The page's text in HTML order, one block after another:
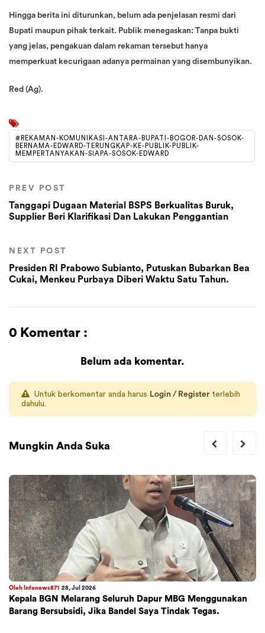
Hingga berita ini diturunkan, belum ada penjelasan resmi dari
Bupati maupun pihak terkait. Publik menegaskan: Tanpa bukti
yang jelas, pengakuan dalam rekaman tersebut hanya
memperkuat kecurigaan adanya permainan yang disembunyikan.
Red (Ag).
#REKAMAN-KOMUNIKASI-ANTARA-BUPATI-BOGOR-DAN-SOSOK-
BERNAMA-EDWARD-TERUNGKAP-KE-PUBLIK-PUBLIK-
MEMPERTANYAKAN-SIAPA-SOSOK-EDWARD
PREV POST
Tanggapi Dugaan Material BSPS Berkualitas Buruk,
Supplier Beri Klarifikasi Dan Lakukan Penggantian
NEXT POST
Presiden RI Prabowo Subianto, Putuskan Bubarkan Bea
Cukai, Menkeu Purbaya Diberi Waktu Satu Tahun.
0 Komentar :
Belum ada komentar.
Untuk berkomentar anda harus Login / Register terlebih
dahulu.
Mungkin Anda Suka
Oleh Infonews871 28, Jul 2026
Kepala BGN Melarang Seluruh Dapur MBG Menggunakan
Barang Bersubsidi, Jika Bandel Saya Tindak Tegas.